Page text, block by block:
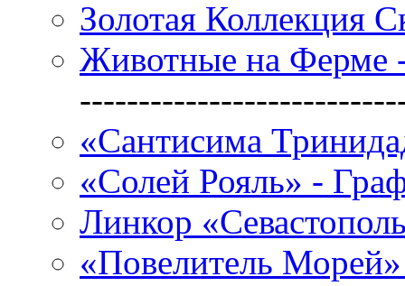
Золотая Коллекция
Животные на Ферме
«Сантисима
«Солей Рояль» -
Линкор
«Повелитель